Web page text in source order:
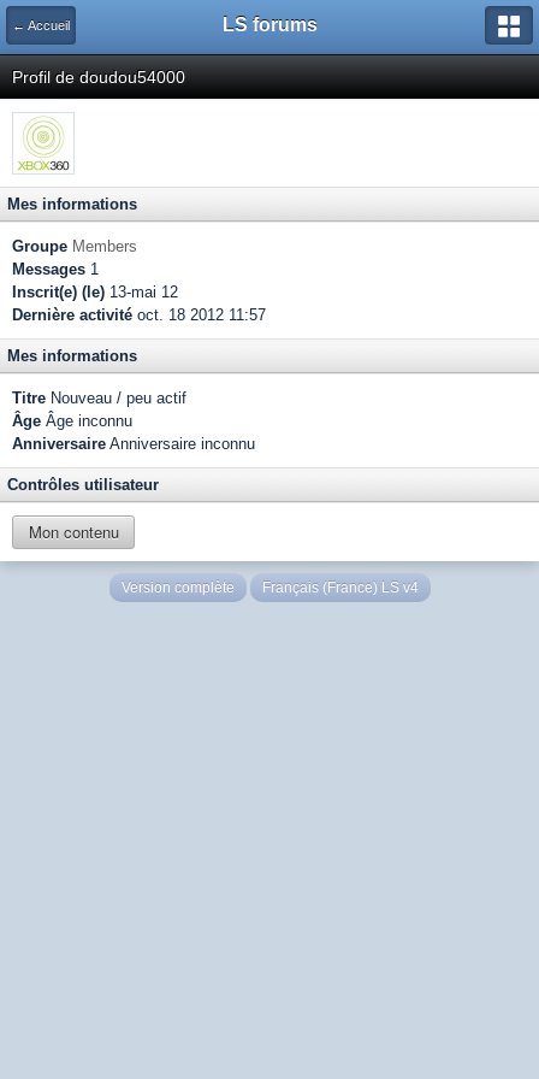
← Accueil LS forums
Profil de doudou54000
Mes informations
Groupe Members
Messages 1
Inscrit(e) (le) 13-mai 12
Dernière activité oct. 18 2012 11:57
Mes informations
Titre Nouveau / peu actif
Âge Âge inconnu
Anniversaire Anniversaire inconnu
Contrôles utilisateur
Mon contenu
Version complète Français (France) LS v4